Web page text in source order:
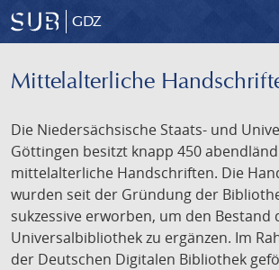
GDZ
Mittelalterliche
Die Niedersächsische Staats- und
Göttingen besitzt knapp 450
mittelalterliche Handschriften. Die
wurden seit der Gründung der
sukzessive erworben, um den Bestand
Universalbibliothek zu ergänzen. Im
der Deutschen Digitalen Bibliothek